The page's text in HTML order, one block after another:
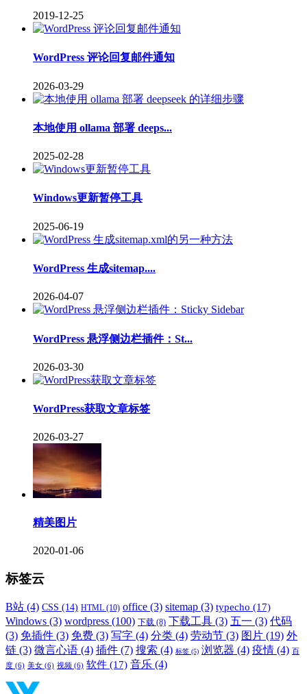
2019-12-25
WordPress 评论回复邮件通知
2026-03-29
本地使用 ollama 部署 deeps...
2025-02-28
Windows更新暂停工具
2025-06-19
WordPress 生成sitemap....
2026-04-07
WordPress 悬浮侧边栏插件：St...
2026-03-30
WordPress获取文章标签
2026-03-27
精美图片
2020-01-06
标签云
B站 (4) CSS (14) HTML (10) office (3) sitemap (3) typecho (17)
Windows (3) wordpress (100) 下载 (8) 下载工具 (3) 五一 (3) 代码
(3) 免插件 (3) 免费 (3) 写字 (4) 分类 (4) 劳动节 (3) 图片 (19) 外
链 (3) 微言心语 (4) 插件 (7) 搜索 (4) 标签 (5) 浏览器 (4) 疫情 (4) 百
度 (6) 美女 (6) 视频 (6) 软件 (17) 音乐 (4)